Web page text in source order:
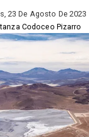
23 De Agosto De 2023
Codoceo Pizarro